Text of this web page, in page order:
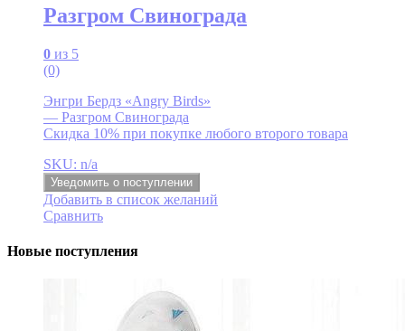
Разгром Свинограда
0 из 5
(0)
Энгри Бердз «Angry Birds»
— Разгром Свинограда
Скидка 10% при покупке любого второго товара
SKU: n/a
Уведомить о поступлении
Добавить в список желаний
Сравнить
Новые поступления